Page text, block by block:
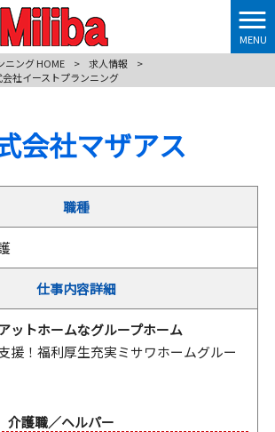
MENU
ニング HOME
> 求人情報
>
社イーストプランニング
会社マザアス
職種
仕事内容詳細
ットホームなグループホーム
援！福利厚生充実ミサワホームグルー
護職／ヘルパー